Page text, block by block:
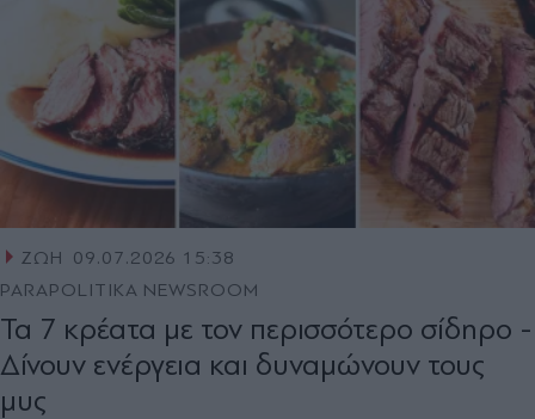
ΖΩΗ
09.07.2026 15:38
PARAPOLITIKA NEWSROOM
Τα 7 κρέατα με τον περισσότερο σίδηρο -
Δίνουν ενέργεια και δυναμώνουν τους
μυς